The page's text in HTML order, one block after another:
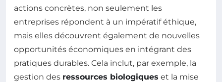
actions concrètes, non seulement les
entreprises répondent à un impératif éthique,
mais elles découvrent également de nouvelles
opportunités économiques en intégrant des
pratiques durables. Cela inclut, par exemple, la
gestion des ressources biologiques et la mise